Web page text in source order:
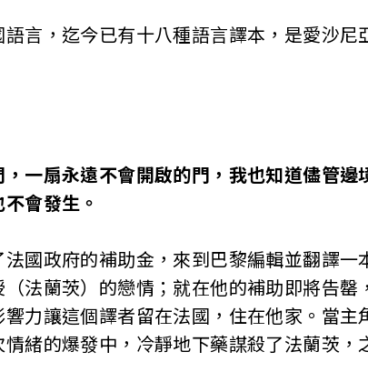
言，迄今已有十八種語言譯本，是愛沙尼
一扇永遠不會開啟的門，我也知道儘管邊
會發生。
國政府的補助金，來到巴黎編輯並翻譯一
法蘭茨）的戀情；就在他的補助即將告罄
力讓這個譯者留在法國，住在他家。當主
緒的爆發中，冷靜地下藥謀殺了法蘭茨，